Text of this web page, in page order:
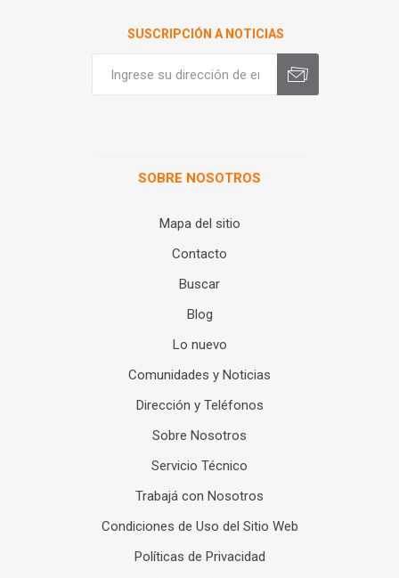
SUSCRIPCIÓN A NOTICIAS
SOBRE NOSOTROS
Mapa del sitio
Contacto
Buscar
Blog
Lo nuevo
Comunidades y Noticias
Dirección y Teléfonos
Sobre Nosotros
Servicio Técnico
Trabajá con Nosotros
Condiciones de Uso del Sitio Web
Políticas de Privacidad